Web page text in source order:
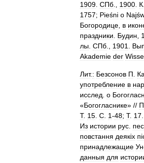
1909 СПб 1900 К
1757; Pieśni o
Богородице в
праздники
Будин
лы СПб 1901
Akademie der
Лит.: Безсонов П
употребление в
исслед о
«Богогласнике» //
Т. 15 С 1-48; Т. 17
Из истории рус
повстання деякiх
принадлежащие Ун
данныя для